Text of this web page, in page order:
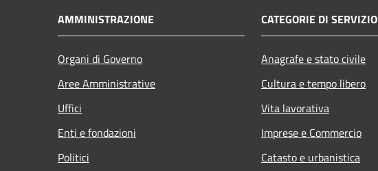
AMMINISTRAZIONE
Organi di Governo
Aree Amministrative
Uffici
Enti e fondazioni
Politici
CATEGORIE DI SERVIZIO
Anagrafe e stato civile
Cultura e tempo libero
Vita lavorativa
Imprese e Commercio
Catasto e urbanistica